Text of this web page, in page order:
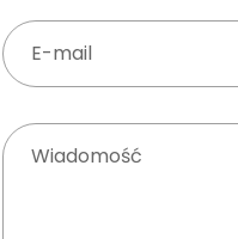
E-mail
Wiadomość